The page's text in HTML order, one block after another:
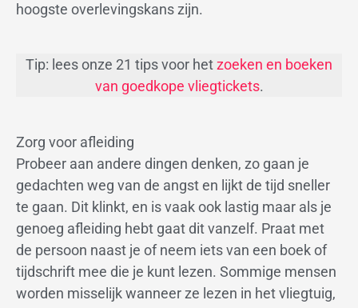
hoogste overlevingskans zijn.
Tip: lees onze 21 tips voor hetzoeken en boeken
van goedkope vliegtickets.
Zorg voor afleiding
Probeer aan andere dingen denken, zo gaan je
gedachten weg van de angst en lijkt de tijd sneller
te gaan. Dit klinkt, en is vaak ook lastig maar als je
genoeg afleiding hebt gaat dit vanzelf. Praat met
de persoon naast je of neem iets van een boek of
tijdschrift mee die je kunt lezen. Sommige mensen
worden misselijk wanneer ze lezen in het vliegtuig,